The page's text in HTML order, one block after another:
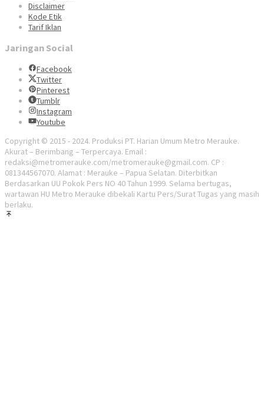
Disclaimer
Kode Etik
Tarif Iklan
Jaringan Social
Facebook
Twitter
Pinterest
Tumblr
Instagram
Youtube
Copyright © 2015 - 2024. Produksi PT. Harian Umum Metro Merauke.
Akurat – Berimbang – Terpercaya. Email :
redaksi@metromerauke.com/metromerauke@gmail.com. CP :
081344567070. Alamat : Merauke – Papua Selatan. Diterbitkan
Berdasarkan UU Pokok Pers NO 40 Tahun 1999. Selama bertugas,
wartawan HU Metro Merauke dibekali Kartu Pers/Surat Tugas yang masih
berlaku.